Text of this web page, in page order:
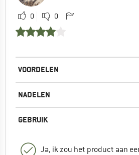
0 0
VOORDELEN
NADELEN
GEBRUIK
Ja, ik zou het product aan